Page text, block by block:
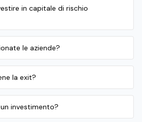
in capitale di rischio
le aziende?
la exit?
investimento?